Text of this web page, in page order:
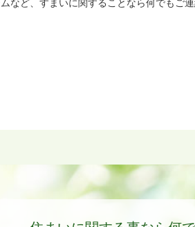
など、すまいに関することなら何でもご